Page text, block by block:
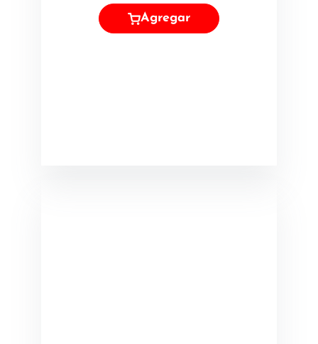
Agregar